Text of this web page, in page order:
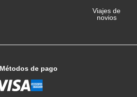
Viajes de
novios
Métodos de pago